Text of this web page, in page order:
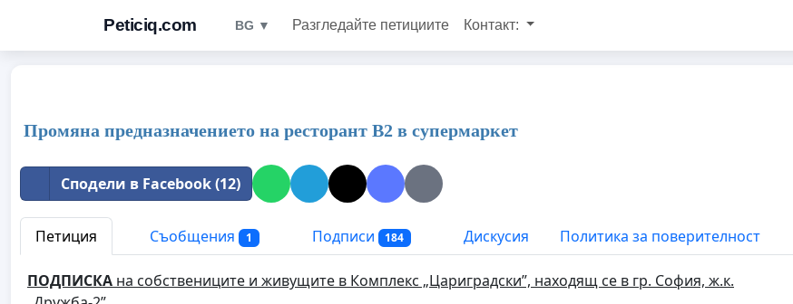
Peticiq.com BG ▼ Разгледайте петициите Контакт:
Промяна предназначението на ресторант В2 в супермаркет
Сподели в Facebook (12)
Петиция Съобщения 1 Подписи 184 Дискусия Политика за поверителност
ПОДПИСКА на собствениците и живущите в Комплекс „Цариградски”, находящ се в гр. София, ж.к.